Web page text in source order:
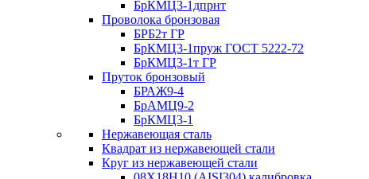
БрКМЦ3-1дпрнт
Проволока бронзовая
БРБ2т ГР
БрКМЦ3-1пруж ГОСТ 5222-72
БрКМЦ3-1т ГР
Пруток бронзовый
БРАЖ9-4
БрАМЦ9-2
БрКМЦ3-1
Нержавеющая сталь
Квадрат из нержавеющей стали
Круг из нержавеющей стали